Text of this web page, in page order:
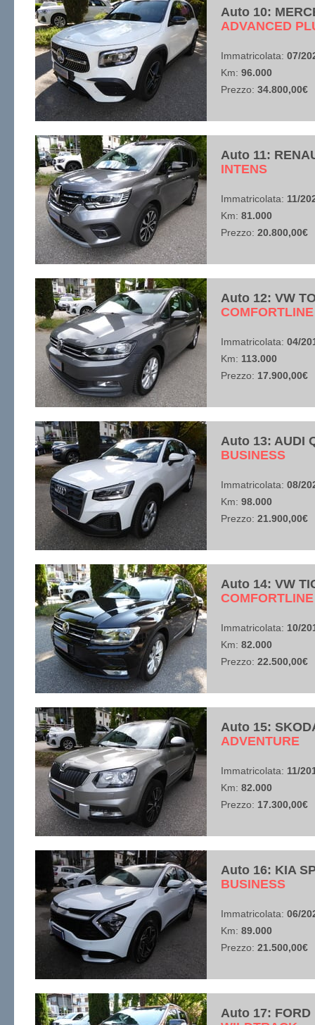
Auto 10:
​ADVANCED
Immatricolata: 07/
Km: 96.000
Prezzo: 34.800,00€
Auto 11:
​INTENS
Immatricolata: 11/
Km: 81.000
Prezzo: 20.800,00€
Auto 12: VW
​COMFORTLINE
Immatricolata: 04/
Km: 113.000
Prezzo: 17.900,00€
Auto 13: AUDI
​BUSINESS
Immatricolata: 08/
Km: 98.000
Prezzo: 21.900,00€
Auto 14: VW
​COMFORTLINE
Immatricolata: 10/
Km: 82.000
Prezzo: 22.500,00€
Auto 15:
​ADVENTURE
Immatricolata: 11/
Km: 82.000
Prezzo: 17.300,00€
Auto 16: KIA
​BUSINESS
Immatricolata: 06/
Km: 89.000
Prezzo: 21.500,00€
Auto 17: FORD